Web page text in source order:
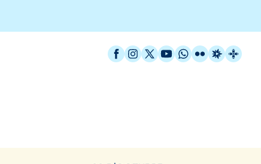
Facebook
Instagram
X / Twitter
YouTube
WhatsApp
FlickrRadio